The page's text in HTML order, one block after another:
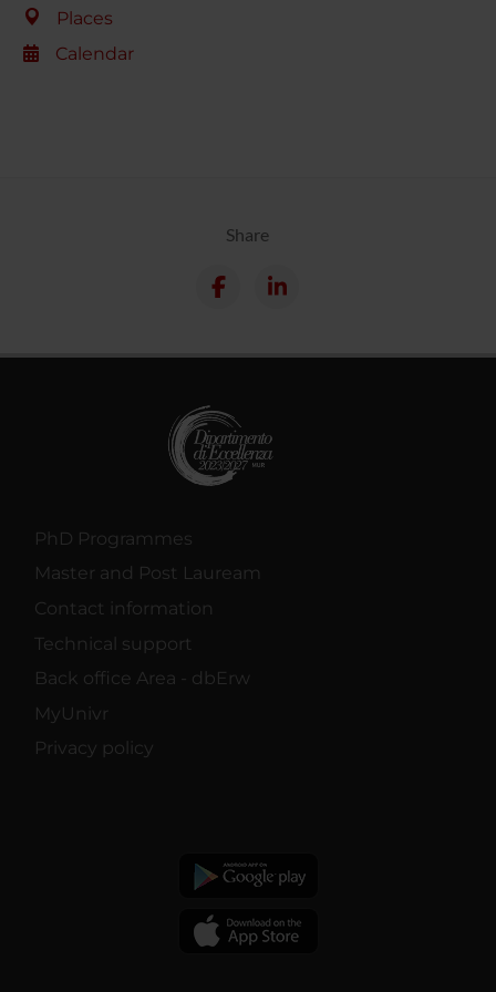
Places
Calendar
Share
PhD Programmes
Master and Post Lauream
Contact information
Technical support
Back office Area - dbErw
MyUnivr
Privacy policy